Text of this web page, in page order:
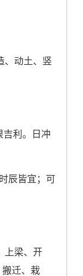
、动土、竖
吉利。日冲
辰皆宜；可
上梁、开
迁、栽